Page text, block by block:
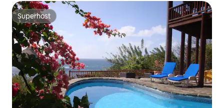
Superhost
Superhost